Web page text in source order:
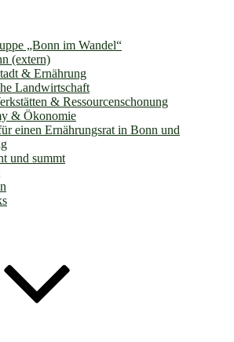
„Bonn im Wandel“
(extern)
& Ernährung
Landwirtschaft
& Ressourcenschonung
& Ökonomie
einen Ernährungsrat in Bonn und
und summt